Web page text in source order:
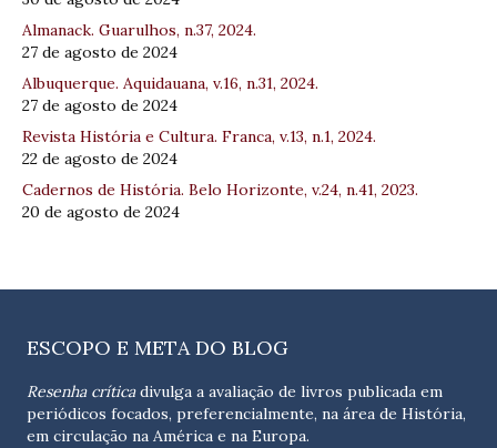
Almanack. Guarulhos, n.37, 2024.
27 de agosto de 2024
Albuquerque. Aquidauana, v.16, n.31, 2024.
27 de agosto de 2024
Revista História e Cultura. Franca, v.13, n.1, 2024.
22 de agosto de 2024
Cadernos de História. Belo Horizonte, v.24, n.41, 2023.
20 de agosto de 2024
ESCOPO E META DO BLOG
Resenha críticadivulga a avaliação de livros publicada em
periódicos focados, preferencialmente, na área de História,
em circulação na América e na Europa.